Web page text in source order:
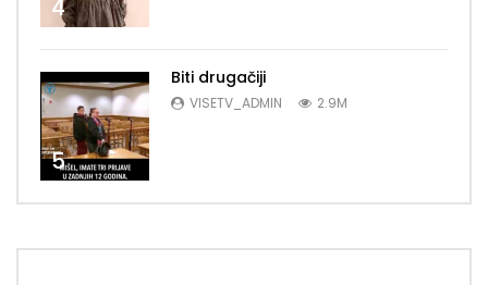
4
5
Biti drugačiji
VISETV_ADMIN 2.9M